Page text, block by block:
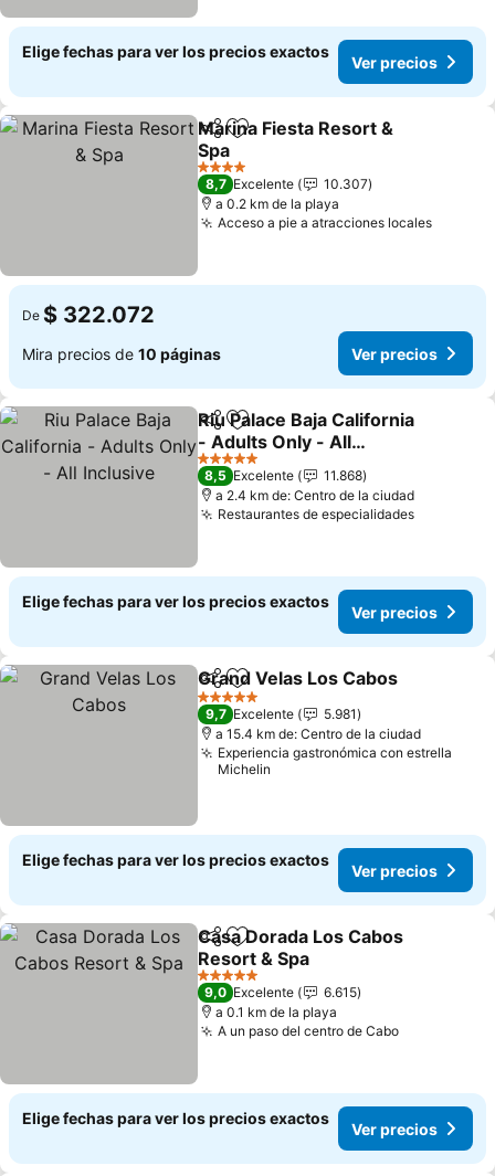
Elige fechas para ver los precios exactos
Ver precios
CompartirAgregar a favoritos
Marina Fiesta Resort &
Spa
4 Estrellas
8,7 Excelente
10.307
a 0.2 km de la playa
Acceso a pie a atracciones locales
De $ 322.072
Mira precios de 10 páginas Ver precios
CompartirAgregar a favoritos
Riu Palace Baja California
- Adults Only - All
Inclusive
5 Estrellas
8,5 Excelente
11.868
a 2.4 km de: Centro de la ciudad
Restaurantes de especialidades
Elige fechas para ver los precios exactos
Ver precios
CompartirAgregar a favoritos
Grand Velas Los Cabos
5 Estrellas
9,7 Excelente
5.981
a 15.4 km de: Centro de la ciudad
Experiencia gastronómica con estrella
Michelin
Elige fechas para ver los precios exactos
Ver precios
CompartirAgregar a favoritos
Casa Dorada Los Cabos
Resort & Spa
5 Estrellas
9,0 Excelente
6.615
a 0.1 km de la playa
A un paso del centro de Cabo
Elige fechas para ver los precios exactos
Ver precios